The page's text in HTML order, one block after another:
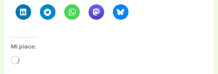
Mi piace:
Caricamento